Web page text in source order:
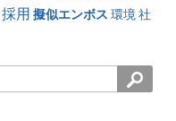
採用 擬似エンボス 環境 社